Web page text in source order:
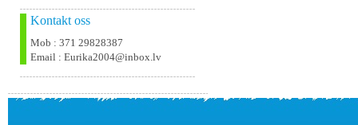
Kontakt oss
Mob : 371 29828387
Email : Eurika2004@inbox.lv